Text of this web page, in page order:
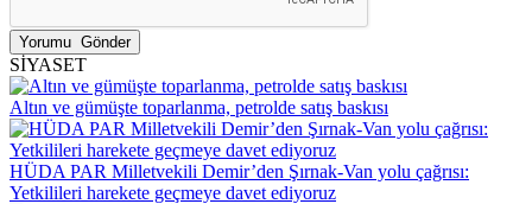
SİYASET
Altın ve gümüşte toparlanma, petrolde satış baskısı
HÜDA PAR Milletvekili Demir’den Şırnak-Van yolu çağrısı:
Yetkilileri harekete geçmeye davet ediyoruz